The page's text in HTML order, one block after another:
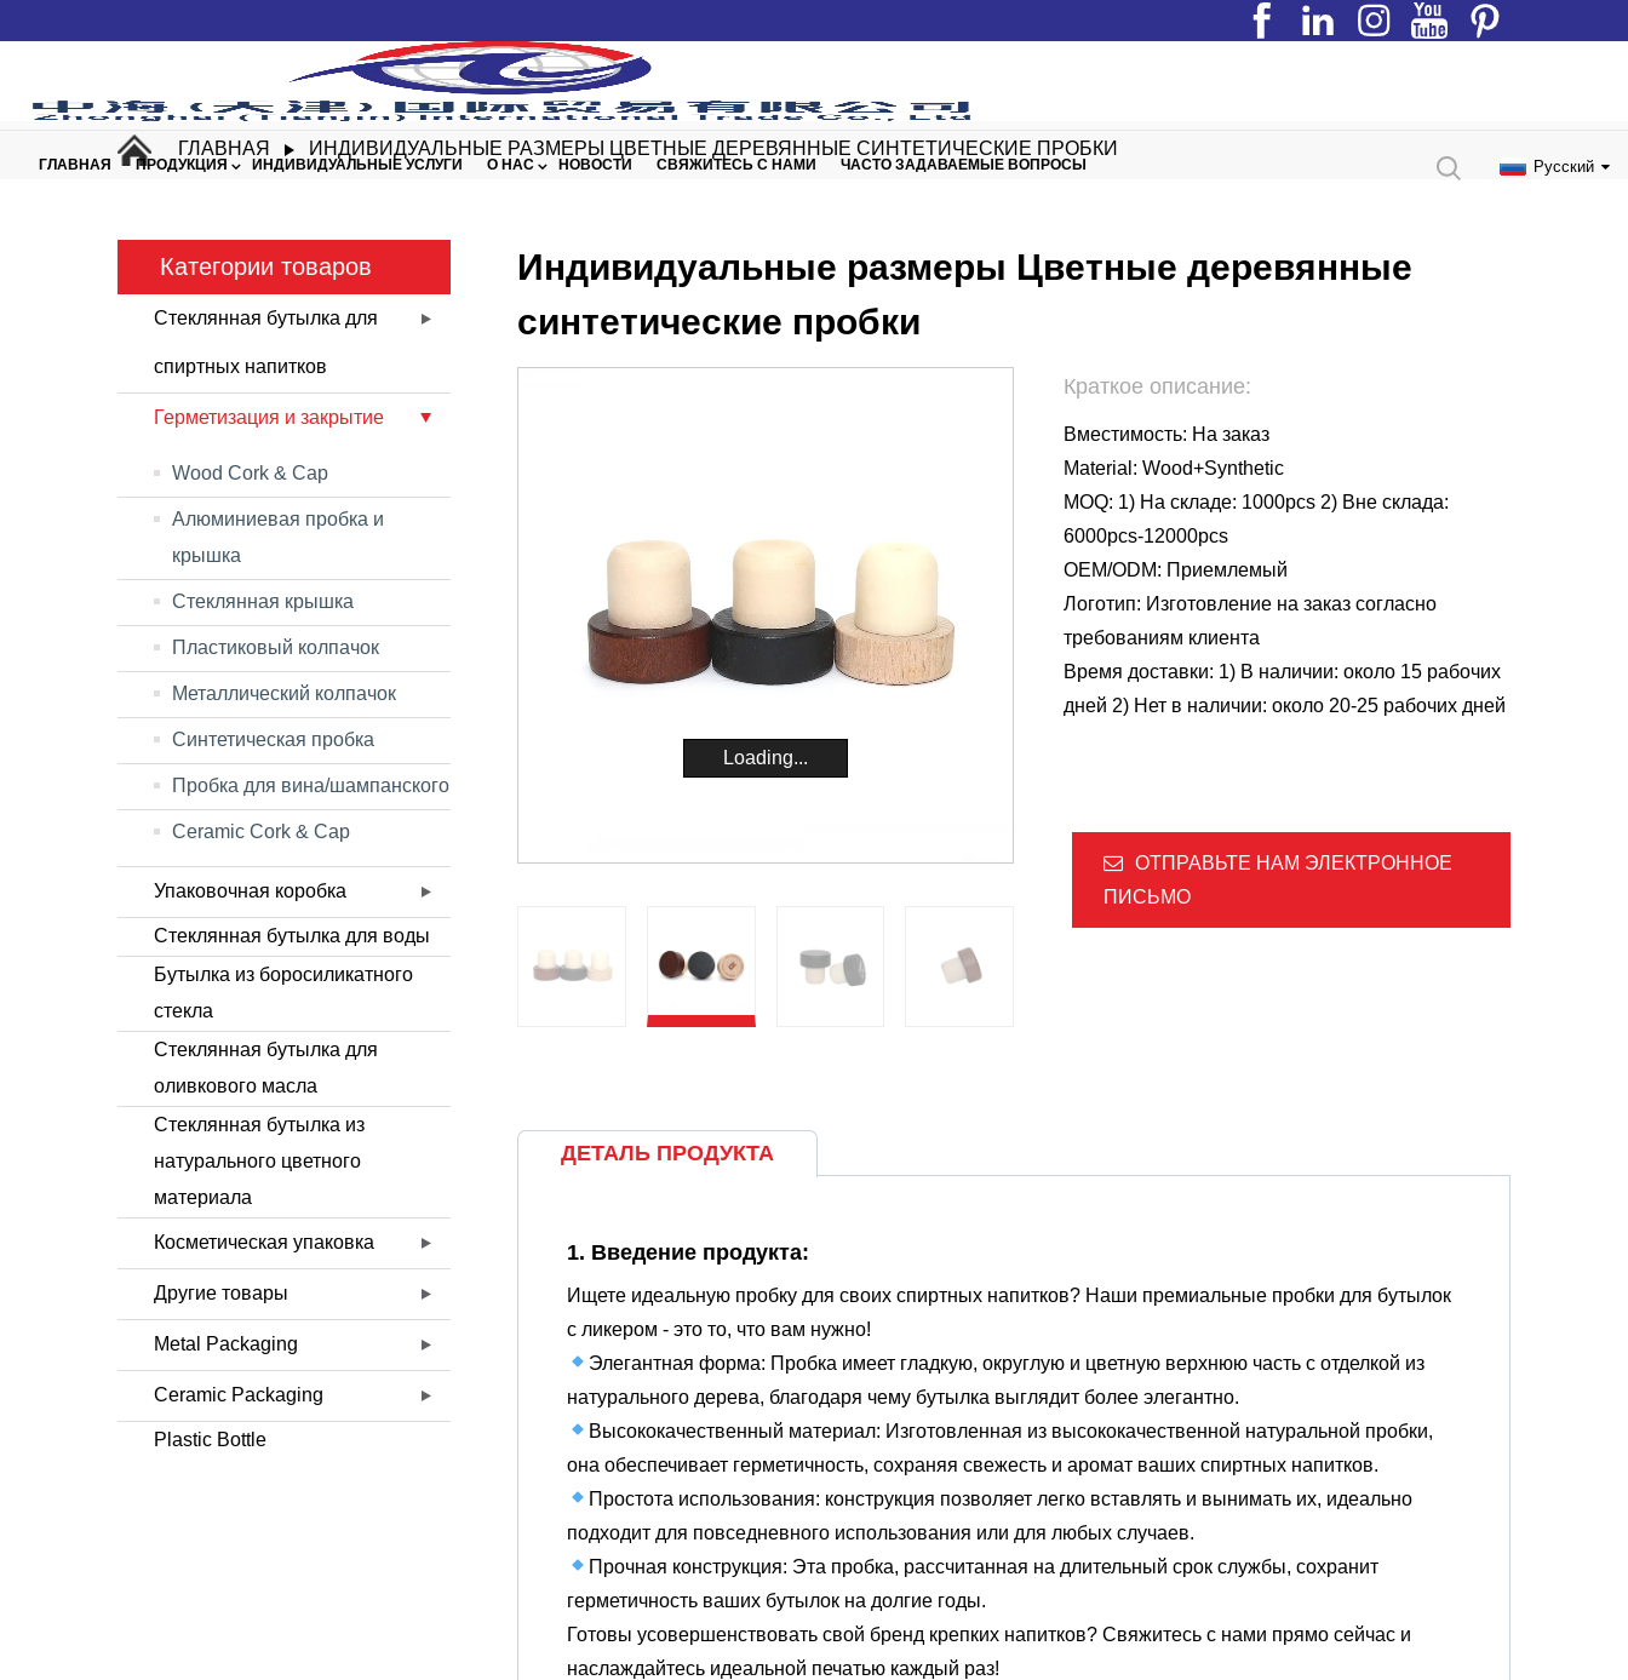
ГЛАВНАЯ ПРОДУКЦИЯ ИНДИВИДУАЛЬНЫЕ УСЛУГИ О НАС НОВОСТИ СВЯЖИТЕСЬ С НАМИ ЧАСТО ЗАДАВАЕМЫЕ ВОПРОСЫ Русский
ГЛАВНАЯ ИНДИВИДУАЛЬНЫЕ РАЗМЕРЫ ЦВЕТНЫЕ ДЕРЕВЯННЫЕ СИНТЕТИЧЕСКИЕ ПРОБКИ
Категории товаров
Стеклянная бутылка для
спиртных напитков
Герметизация и закрытие
Wood Cork & Cap
Алюминиевая пробка и
крышка
Стеклянная крышка
Пластиковый колпачок
Металлический колпачок
Синтетическая пробка
Пробка для вина/шампанского
Ceramic Cork & Cap
Упаковочная коробка
Стеклянная бутылка для воды
Бутылка из боросиликатного
стекла
Стеклянная бутылка для
оливкового масла
Стеклянная бутылка из
натурального цветного
материала
Косметическая упаковка
Другие товары
Metal Packaging
Ceramic Packaging
Plastic Bottle
Индивидуальные размеры Цветные деревянные
синтетические пробки
Loading...
Краткое описание:
Вместимость: На заказ
Material: Wood+Synthetic
MOQ: 1) На складе: 1000pcs 2) Вне склада:
6000pcs-12000pcs
OEM/ODM: Приемлемый
Логотип: Изготовление на заказ согласно
требованиям клиента
Время доставки: 1) В наличии: около 15 рабочих
дней 2) Нет в наличии: около 20-25 рабочих дней
ОТПРАВЬТЕ НАМ ЭЛЕКТРОННОЕ
ПИСЬМО
ДЕТАЛЬ ПРОДУКТА
1. Введение продукта:
Ищете идеальную пробку для своих спиртных напитков? Наши премиальные пробки для бутылок
с ликером - это то, что вам нужно!
Элегантная форма: Пробка имеет гладкую, округлую и цветную верхнюю часть с отделкой из
натурального дерева, благодаря чему бутылка выглядит более элегантно.
Высококачественный материал: Изготовленная из высококачественной натуральной пробки,
она обеспечивает герметичность, сохраняя свежесть и аромат ваших спиртных напитков.
Простота использования: конструкция позволяет легко вставлять и вынимать их, идеально
подходит для повседневного использования или для любых случаев.
Прочная конструкция: Эта пробка, рассчитанная на длительный срок службы, сохранит
герметичность ваших бутылок на долгие годы.
Готовы усовершенствовать свой бренд крепких напитков? Свяжитесь с нами прямо сейчас и
наслаждайтесь идеальной печатью каждый раз!